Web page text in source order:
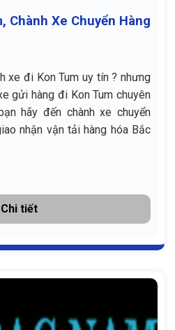
Chành Xe Chuyển Hàng
xe đi Kon Tum uy tín ? nhưng
gửi hàng đi Kon Tum chuyên
hãy đến chành xe chuyển
nhận vận tải hàng hóa Bắc
Chi tiết